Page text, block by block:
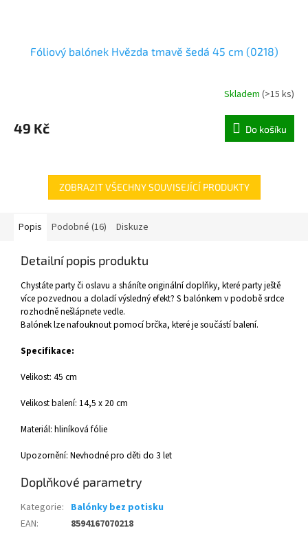
Fóliový balónek Hvězda tmavě šedá 45 cm (0218)
Skladem (>15 ks)
49 Kč Do košíku
ZOBRAZIT VŠECHNY SOUVISEJÍCÍ PRODUKTY
Popis Podobné (16) Diskuze
Detailní popis produktu
Chystáte party či oslavu a sháníte originální doplňky, které party ještě
více pozvednou a doladí výsledný efekt? S balónkem v podobě srdce
rozhodně nešlápnete vedle.
Balónek lze nafouknout pomocí brčka, které je součástí balení.
Specifikace:
Velikost: 45 cm
Velikost balení: 14,5 x 20 cm
Materiál: hliníková fólie
Upozornění: Nevhodné pro děti do 3 let
Doplňkové parametry
Kategorie: Balónky bez potisku
EAN: 8594167070218